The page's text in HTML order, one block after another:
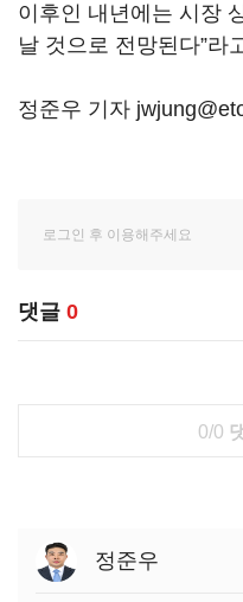
이후인 내년에는 시장
날 것으로 전망된다”라
정준우 기자
댓글 0
0/0
정준우